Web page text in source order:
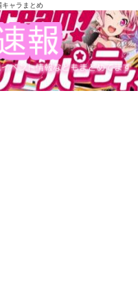
キャラまとめ